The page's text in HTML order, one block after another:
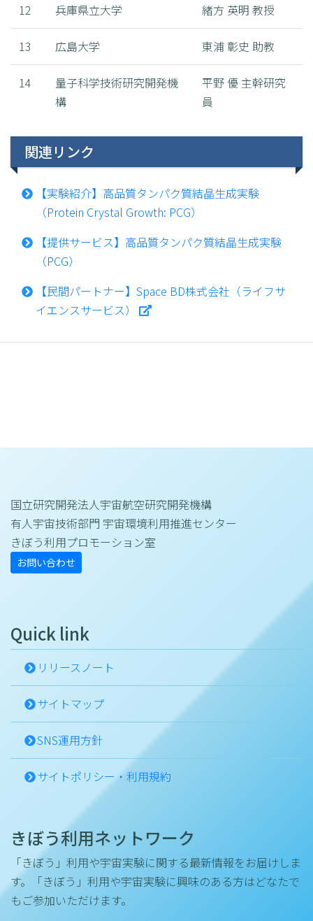
12 兵庫県立大学 緒方 英明 教授
13 広島大学 東浦 彰史 助教
14
量子科学技術研究開発機
構
平野 優 主幹研究
員
関連リンク
【実験紹介】高品質タンパク質結晶生成実験
（Protein Crystal Growth: PCG）
【提供サービス】高品質タンパク質結晶生成実験
（PCG）
【民間パートナー】Space BD株式会社（ライフサ
イエンスサービス）
国立研究開発法人宇宙航空研究開発機構
有人宇宙技術部門 宇宙環境利用推進センター
きぼう利用プロモーション室
お問い合わせ
Quick link
リリースノート
サイトマップ
SNS運用方針
サイトポリシー・利用規約
きぼう利用ネットワーク
「きぼう」利用や宇宙実験に関する最新情報をお届けしま
す。「きぼう」利用や宇宙実験に興味のある方はどなたで
もご参加いただけます。